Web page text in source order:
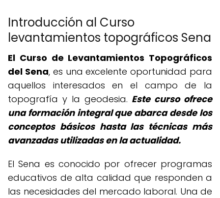
Introducción al Curso
levantamientos topográficos Sena
El Curso de Levantamientos Topográficos
del Sena, es una excelente oportunidad para
aquellos interesados en el campo de la
topografía y la geodesia. Este curso ofrece
una formación integral que abarca desde los
conceptos básicos hasta las técnicas más
avanzadas utilizadas en la actualidad.
El Sena es conocido por ofrecer programas
educativos de alta calidad que responden a
las necesidades del mercado laboral. Una de